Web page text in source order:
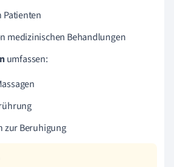
Patienten
medizinischen Behandlungen
umfassen:
zur Beruhigung